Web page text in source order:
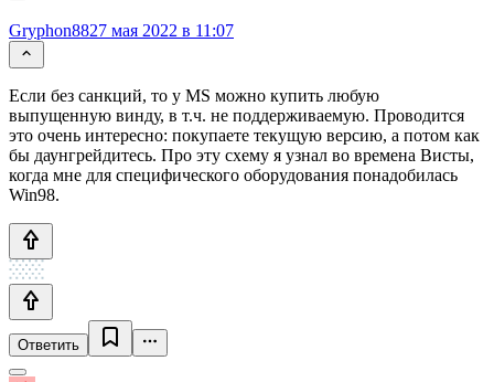
Gryphon8827 мая 2022 в 11:07
Если без санкций, то у MS можно купить любую
выпущенную винду, в т.ч. не поддерживаемую. Проводится
это очень интересно: покупаете текущую версию, а потом как
бы даунгрейдитесь. Про эту схему я узнал во времена Висты,
когда мне для специфического оборудования понадобилась
Win98.
Ответить